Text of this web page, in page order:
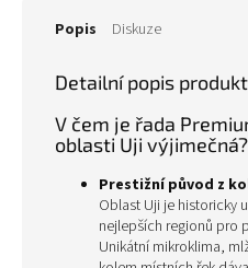
Popis Diskuze
Detailní popis
V čem je řada
oblasti Uji výjimečná?
Prestižní původ z
Oblast Uji je historicky
nejlepších regionů pro
Unikátní mikroklima,